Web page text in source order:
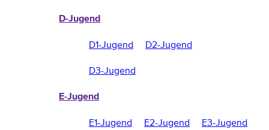
D-Jugend
D1-Jugend
D2-Jugend
D3-Jugend
E-Jugend
E1-Jugend E2-Jugend E3-Jugend